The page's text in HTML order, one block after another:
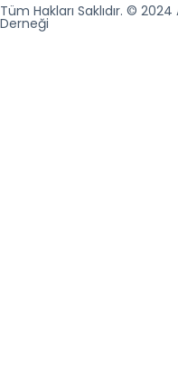
Tüm Hakları Saklıdır. ©
Derneği